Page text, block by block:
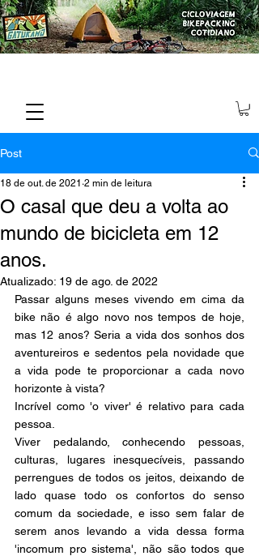
Post
O casal que deu a volta ao
mundo de bicicleta em 12
anos.
18 de out. de 2021 2 min de leitura
Atualizado: 19 de ago. de 2022
Passar alguns meses vivendo em cima da
bike não é algo novo nos tempos de hoje,
mas 12 anos? Seria a vida dos sonhos dos
aventureiros e sedentos pela novidade que
a vida pode te proporcionar a cada novo
horizonte à vista?
Incrível como 'o viver' é relativo para cada
pessoa.
Viver pedalando, conhecendo pessoas,
culturas, lugares inesquecíveis, passando
perrengues de todos os jeitos, deixando de
lado quase todo os confortos do senso
comum da sociedade, e isso sem falar de
serem anos levando a vida dessa forma
'incomum pro sistema', não são todos que